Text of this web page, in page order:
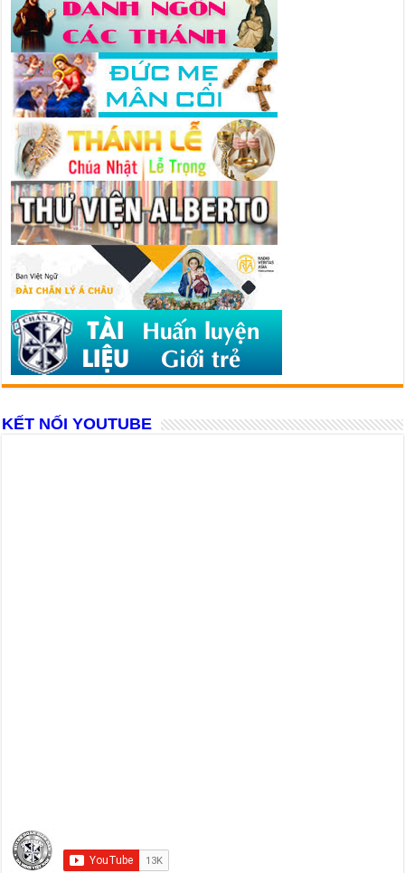
KẾT NỐI YOUTUBE